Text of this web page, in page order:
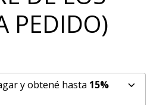
PEDIDO)
y obtené hasta 15%